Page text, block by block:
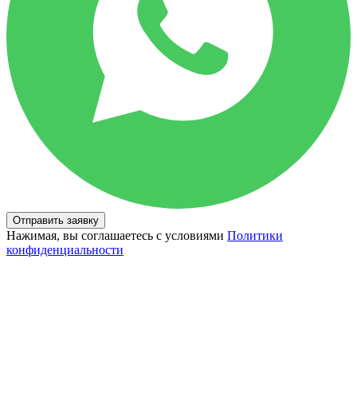
Отправить заявку
Нажимая, вы соглашаетесь с условиями Политики
конфиденциальности